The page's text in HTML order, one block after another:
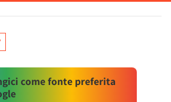
come fonte preferita